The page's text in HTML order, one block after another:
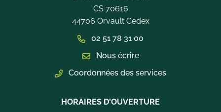
CS 70616
44706 Orvault Cedex
02 51 78 31 00
Nous écrire
Coordonnées des services
HORAIRES D'OUVERTURE